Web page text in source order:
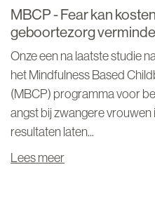
MBCP - Fear kan
geboortezorg
Onze een na laatste studie
het Mindfulness Based
(MBCP) programma voor
angst bij zwangere
resultaten laten...
Lees meer